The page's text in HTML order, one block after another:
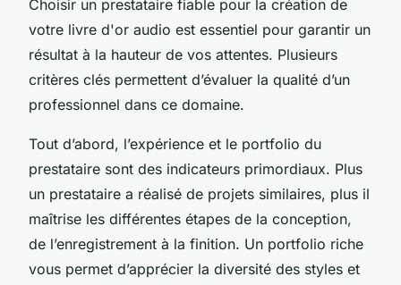
Choisir un prestataire fiable pour la création de
votre livre d'or audio est essentiel pour garantir un
résultat à la hauteur de vos attentes. Plusieurs
critères clés permettent d’évaluer la qualité d’un
professionnel dans ce domaine.
Tout d’abord, l’expérience et le portfolio du
prestataire sont des indicateurs primordiaux. Plus
un prestataire a réalisé de projets similaires, plus il
maîtrise les différentes étapes de la conception,
de l’enregistrement à la finition. Un portfolio riche
vous permet d’apprécier la diversité des styles et